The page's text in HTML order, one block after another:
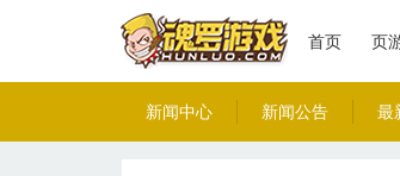
首页 页
新闻中心 新闻公告 最